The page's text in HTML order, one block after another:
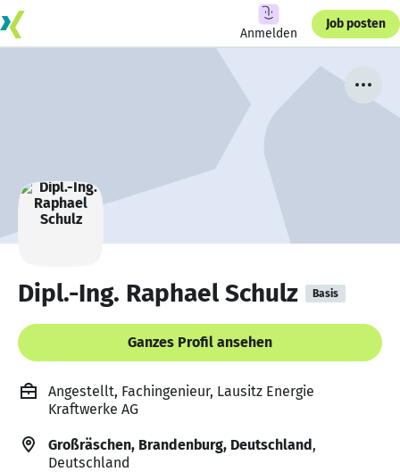
Anmelden
Job posten
Dipl.-Ing. Raphael Schulz Basis
Ganzes Profil ansehen
Angestellt, Fachingenieur, Lausitz Energie
Kraftwerke AG
Großräschen, Brandenburg, Deutschland,
Deutschland